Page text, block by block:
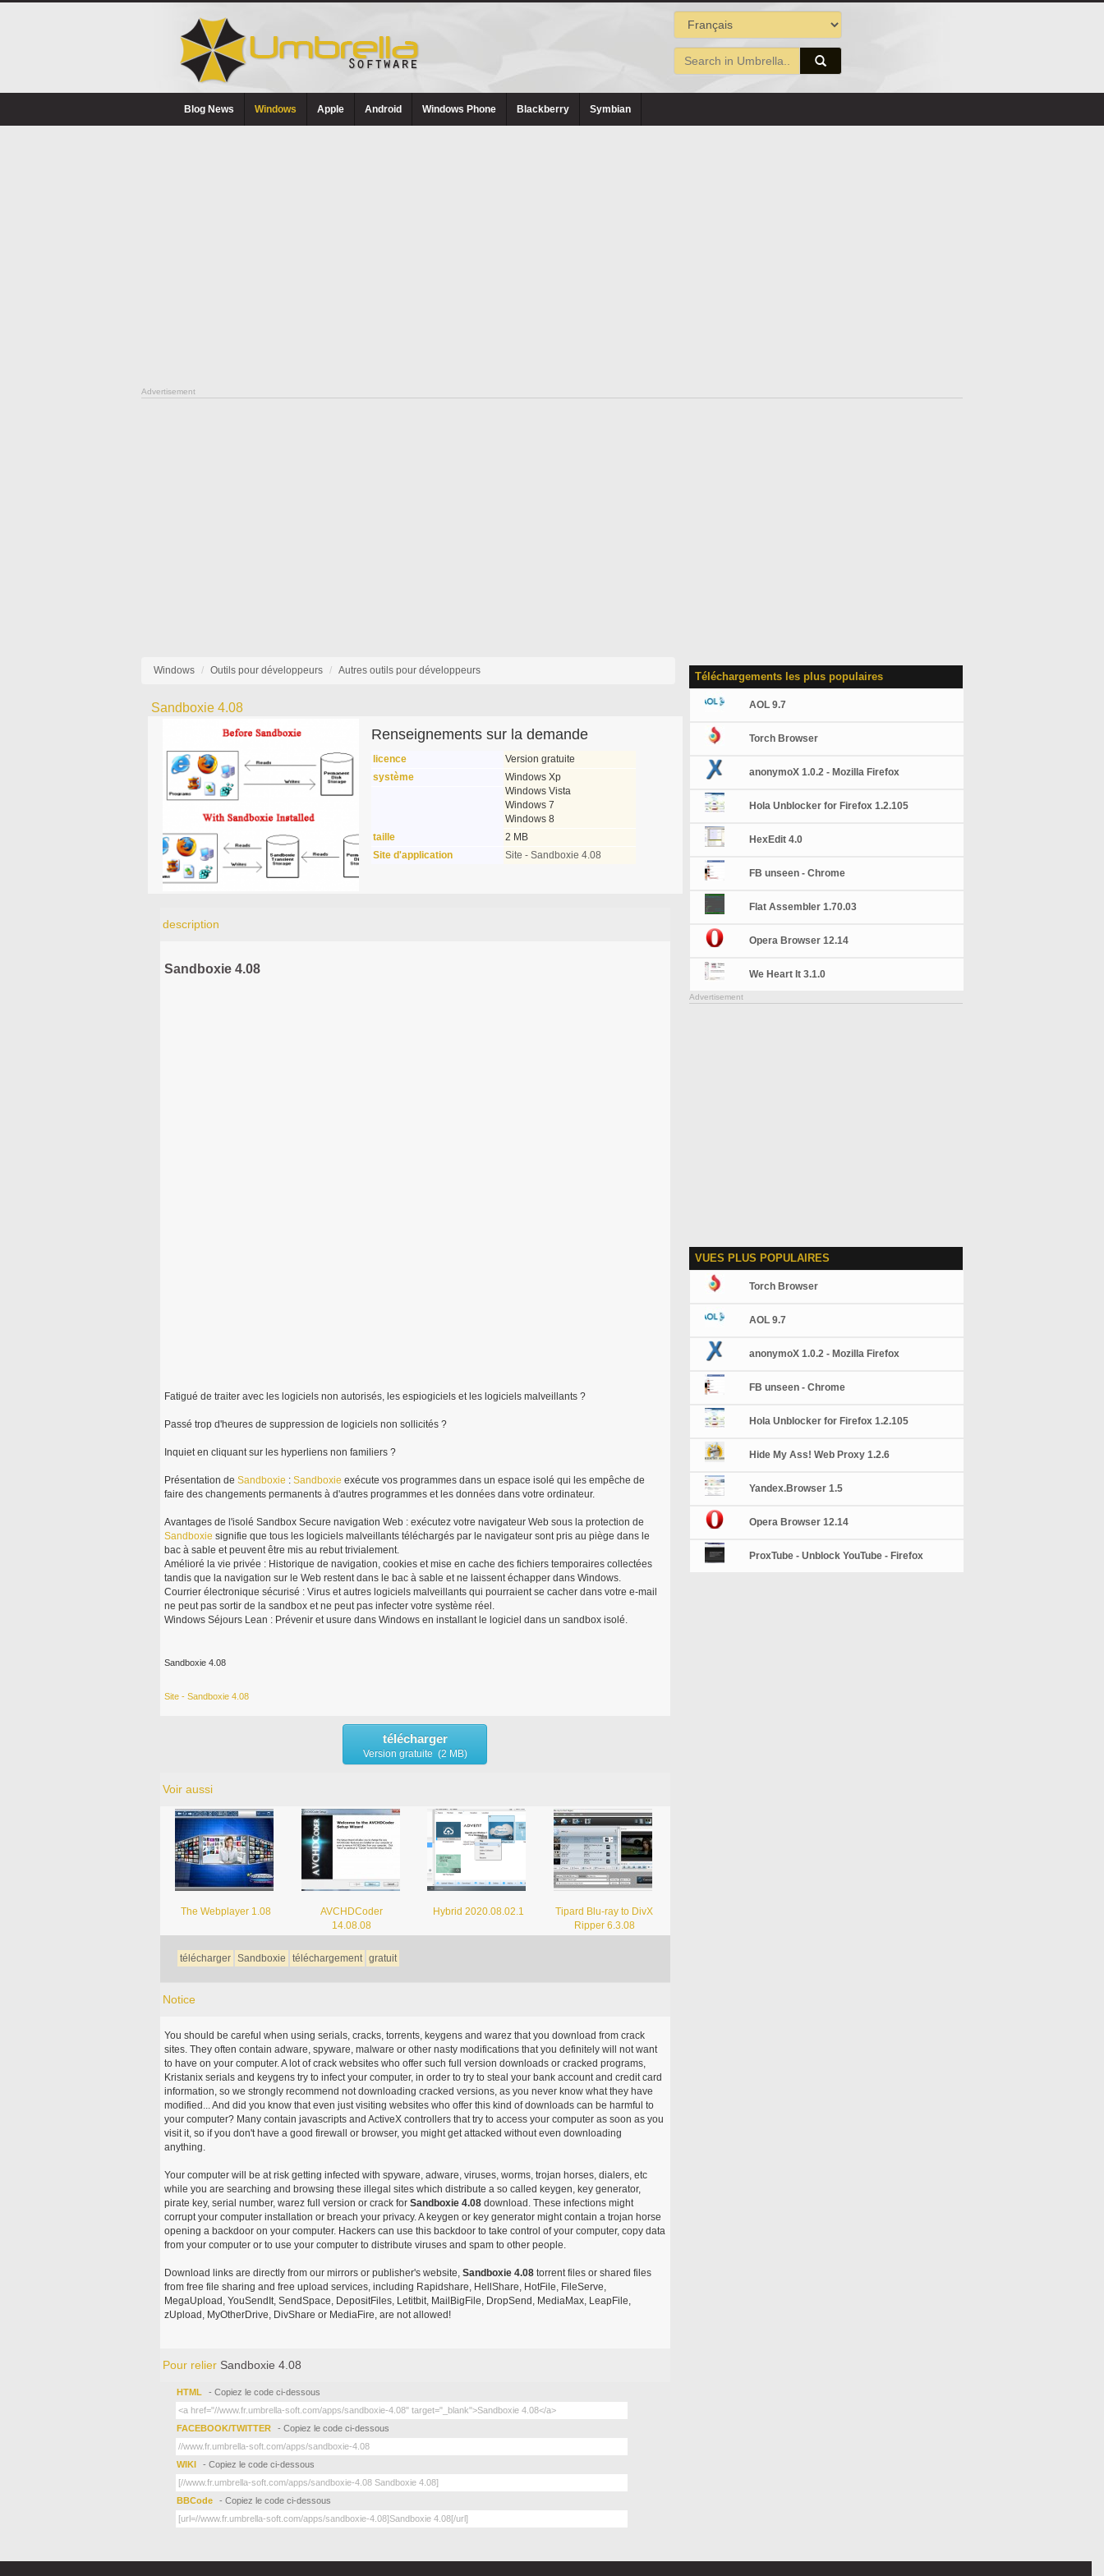
Blog News Windows Apple Android Windows Phone Blackberry Symbian
Advertisement
Windows Outils pour développeurs Autres outils pour développeurs
Sandboxie 4.08
Renseignements sur la demande
licence
Version gratuite
système
Windows Xp
Windows Vista
Windows 7
Windows 8
taille
2 MB
Site d'application
Site - Sandboxie 4.08
description
Sandboxie 4.08
Fatigué de traiter avec les logiciels non autorisés, les espiogiciels et les logiciels malveillants ?
Passé trop d'heures de suppression de logiciels non sollicités ?
Inquiet en cliquant sur les hyperliens non familiers ?
Présentation de Sandboxie : Sandboxie exécute vos programmes dans un espace isolé qui les empêche de
faire des changements permanents à d'autres programmes et les données dans votre ordinateur.
Avantages de l'isolé Sandbox Secure navigation Web : exécutez votre navigateur Web sous la protection de
Sandboxie signifie que tous les logiciels malveillants téléchargés par le navigateur sont pris au piège dans le
bac à sable et peuvent être mis au rebut trivialement.
Amélioré la vie privée : Historique de navigation, cookies et mise en cache des fichiers temporaires collectées
tandis que la navigation sur le Web restent dans le bac à sable et ne laissent échapper dans Windows.
Courrier électronique sécurisé : Virus et autres logiciels malveillants qui pourraient se cacher dans votre e-mail
ne peut pas sortir de la sandbox et ne peut pas infecter votre système réel.
Windows Séjours Lean : Prévenir et usure dans Windows en installant le logiciel dans un sandbox isolé.
Sandboxie 4.08
Site - Sandboxie 4.08
télécharger
Version gratuite (2 MB)
Voir aussi
The Webplayer 1.08
AVCHDCoder
14.08.08
Hybrid 2020.08.02.1
Tipard Blu-ray to DivX
Ripper 6.3.08
télécharger Sandboxie téléchargement gratuit
Notice
You should be careful when using serials, cracks, torrents, keygens and warez that you download from crack
sites. They often contain adware, spyware, malware or other nasty modifications that you definitely will not want
to have on your computer. A lot of crack websites who offer such full version downloads or cracked programs,
Kristanix serials and keygens try to infect your computer, in order to try to steal your bank account and credit card
information, so we strongly recommend not downloading cracked versions, as you never know what they have
modified... And did you know that even just visiting websites who offer this kind of downloads can be harmful to
your computer? Many contain javascripts and ActiveX controllers that try to access your computer as soon as you
visit it, so if you don't have a good firewall or browser, you might get attacked without even downloading
anything.
Your computer will be at risk getting infected with spyware, adware, viruses, worms, trojan horses, dialers, etc
while you are searching and browsing these illegal sites which distribute a so called keygen, key generator,
pirate key, serial number, warez full version or crack for Sandboxie 4.08download. These infections might
corrupt your computer installation or breach your privacy. A keygen or key generator might contain a trojan horse
opening a backdoor on your computer. Hackers can use this backdoor to take control of your computer, copy data
from your computer or to use your computer to distribute viruses and spam to other people.
Download links are directly from our mirrors or publisher's website, Sandboxie 4.08torrent files or shared files
from free file sharing and free upload services, including Rapidshare, HellShare, HotFile, FileServe,
MegaUpload, YouSendIt, SendSpace, DepositFiles, Letitbit, MailBigFile, DropSend, MediaMax, LeapFile,
zUpload, MyOtherDrive, DivShare or MediaFire, are not allowed!
Pour relier Sandboxie 4.08
HTML - Copiez le code ci-dessous
FACEBOOK/TWITTER - Copiez le code ci-dessous
WIKI - Copiez le code ci-dessous
BBCode - Copiez le code ci-dessous
Téléchargements les plus populaires
AOL 9.7
Torch Browser
anonymoX 1.0.2 - Mozilla Firefox
Hola Unblocker for Firefox 1.2.105
HexEdit 4.0
FB unseen - Chrome
Flat Assembler 1.70.03
Opera Browser 12.14
We Heart It 3.1.0
Advertisement
VUES PLUS POPULAIRES
Torch Browser
AOL 9.7
anonymoX 1.0.2 - Mozilla Firefox
FB unseen - Chrome
Hola Unblocker for Firefox 1.2.105
Hide My Ass! Web Proxy 1.2.6
Yandex.Browser 1.5
Opera Browser 12.14
ProxTube - Unblock YouTube - Firefox